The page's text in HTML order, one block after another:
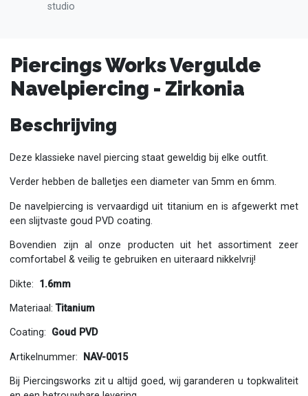
studio
Piercings Works Vergulde
Navelpiercing - Zirkonia
Beschrijving
Deze klassieke navel piercing staat geweldig bij elke outfit.
Verder hebben de balletjes een diameter van 5mm en 6mm.
De navelpiercing is vervaardigd uit titanium en is afgewerkt met
een slijtvaste goud PVD coating.
Bovendien zijn al onze producten uit het assortiment zeer
comfortabel & veilig te gebruiken en uiteraard nikkelvrij!
Dikte: 1.6mm
Materiaal:Titanium
Coating: Goud PVD
Artikelnummer: NAV-0015
Bij Piercingsworks zit u altijd goed, wij garanderen u topkwaliteit